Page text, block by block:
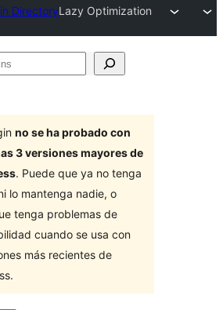
DirectoryLazy Optimization
no se ha probado con
3 versiones mayores de
. Puede que ya no tenga
lo mantenga nadie, o
tenga problemas de
cuando se usa con
más recientes de